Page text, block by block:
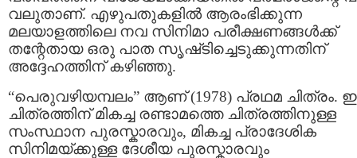
വലുതാണ്‌. എഴുപതുകളില്‍ ആരംഭിക്കുന്ന
മലയാളത്തിലെ നവ സിനിമാ പരീക്ഷണങ്ങള്‍ക്ക്‌
തന്റേതായ ഒരു പാത സൃഷ്‌ടിച്ചെടുക്കുന്നതിന്‌
അദ്ദേഹത്തിന്‌ കഴിഞ്ഞു.
“പെരുവഴിയമ്പലം” ആണ്‌ (1978) പ്രഥമ ചിത്രം.
ചിത്രത്തിന്‌ മികച്ച രണ്ടാമത്തെ ചിത്രത്തിനുള്ള
സംസ്ഥാന പുരസ്കാരവും, മികച്ച പ്രാദേശിക
സിനിമയ്ക്കുള്ള ദേശീയ പുരസ്കാരവും